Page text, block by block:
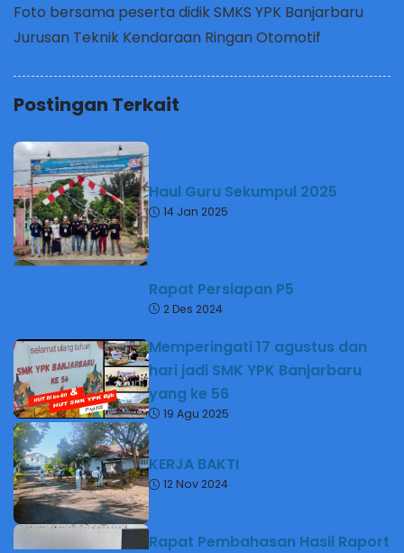
Foto bersama peserta didik SMKS YPK Banjarbaru
Jurusan Teknik Kendaraan Ringan Otomotif
Postingan Terkait
Haul Guru Sekumpul 2025
14 Jan 2025
Rapat Persiapan P5
2 Des 2024
Memperingati 17 agustus dan
hari jadi SMK YPK Banjarbaru
yang ke 56
19 Agu 2025
KERJA BAKTI
12 Nov 2024
Rapat Pembahasan Hasil Raport